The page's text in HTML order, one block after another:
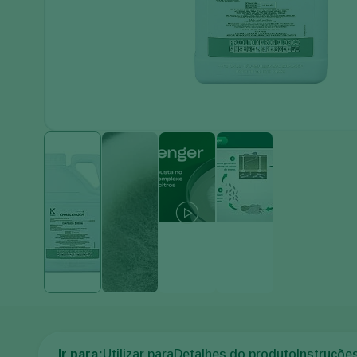
Ir para:Utilizar paraDetalhes do produto